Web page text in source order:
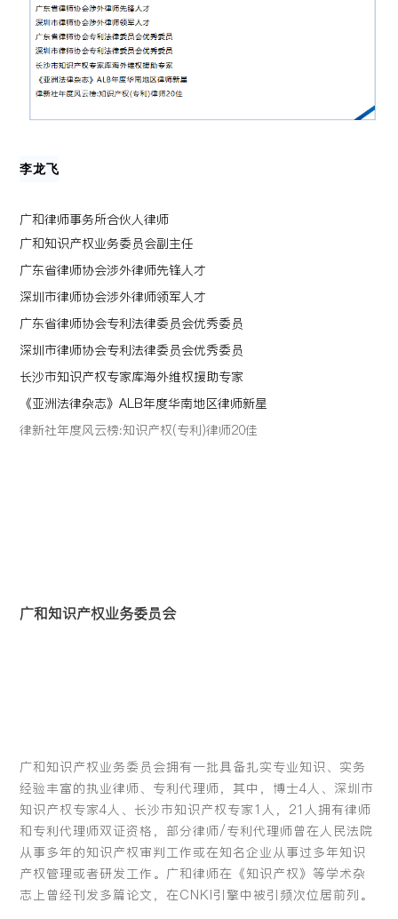
李龙飞
广和律师事务所合伙人律师
广和知识产权业务委员会副主任
广东省律师协会涉外律师先锋人才
深圳市律师协会涉外律师领军人才
广东省律师协会专利法律委员会优秀委员
深圳市律师协会专利法律委员会优秀委员
长沙市知识产权专家库海外维权援助专家
《亚洲法律杂志》ALB年度华南地区律师新星
律新社年度风云榜:知识产权(专利)律师20佳
广和知识产权业务委员会
广和知识产权业务委员会拥有一批具备扎实专业知识、实务
经验丰富的执业律师、专利代理师，其中，博士4人、深圳市
知识产权专家4人、长沙市知识产权专家1人，21人拥有律师
和专利代理师双证资格，部分律师/专利代理师曾在人民法院
从事多年的知识产权审判工作或在知名企业从事过多年知识
产权管理或者研发工作。广和律师在《知识产权》等学术杂
志上曾经刊发多篇论文，在CNKI引擎中被引频次位居前列。